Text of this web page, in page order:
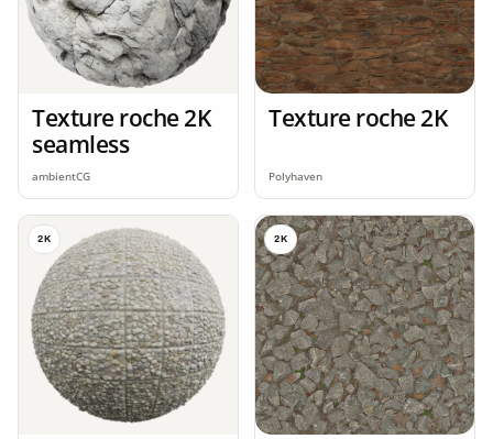
Texture roche 2K
seamless
ambientCG
Texture roche 2K
Polyhaven
2K 2K